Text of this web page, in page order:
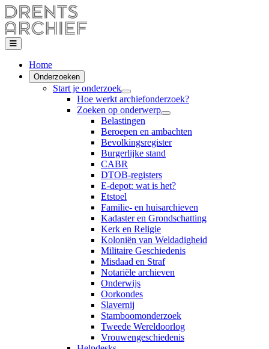
Home
Onderzoeken
Start je onderzoek
Hoe werkt archiefonderzoek?
Zoeken op onderwerp
Belastingen
Beroepen en ambachten
Bevolkingsregister
Burgerlijke stand
CABR
DTOB-registers
E-depot: wat is het?
Etstoel
Familie- en huisarchieven
Kadaster en Grondschatting
Kerk en Religie
Koloniën van Weldadigheid
Militaire Geschiedenis
Misdaad en Straf
Notariële archieven
Onderwijs
Oorkondes
Slavernij
Stamboomonderzoek
Tweede Wereldoorlog
Vrouwengeschiedenis